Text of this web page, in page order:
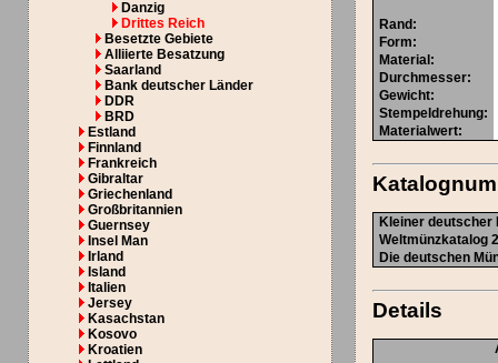
Danzig
Drittes Reich
Besetzte Gebiete
Alliierte Besatzung
Saarland
Bank deutscher Länder
DDR
BRD
Estland
Finnland
Frankreich
Gibraltar
Griechenland
Großbritannien
Guernsey
Insel Man
Irland
Island
Italien
Jersey
Kasachstan
Kosovo
Kroatien
Rand :
Form:
Material :
Durchmesser:
Gewicht:
Stempeldrehung:
Materialwert:
Kleiner deutscher
Weltmünzkatalog
Die deutschen
Details